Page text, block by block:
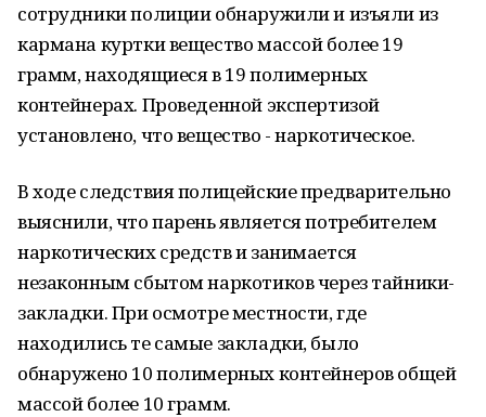
сотрудники полиции обнаружили и изъяли из
кармана куртки вещество массой более 19
грамм, находящиеся в 19 полимерных
контейнерах. Проведенной экспертизой
установлено, что вещество - наркотическое.
В ходе следствия полицейские предварительно
выяснили, что парень является потребителем
наркотических средств и занимается
незаконным сбытом наркотиков через тайники-
закладки. При осмотре местности, где
находились те самые закладки, было
обнаружено 10 полимерных контейнеров общей
массой более 10 грамм.